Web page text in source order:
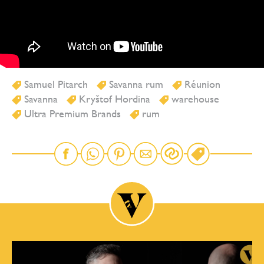
Samuel Pitarch Savanna rum
Réunion
Savanna
Kryštof Hordina
warehouse
Ultra Premium Brands
rum